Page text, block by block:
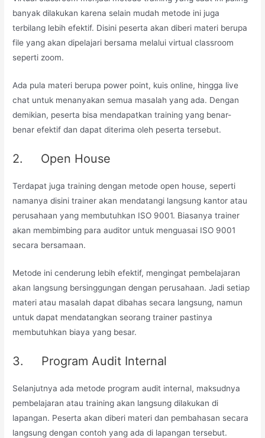
banyak dilakukan karena selain mudah metode ini juga
terbilang lebih efektif. Disini peserta akan diberi materi berupa
file yang akan dipelajari bersama melalui virtual classroom
seperti zoom.
Ada pula materi berupa power point, kuis online, hingga live
chat untuk menanyakan semua masalah yang ada. Dengan
demikian, peserta bisa mendapatkan training yang benar-
benar efektif dan dapat diterima oleh peserta tersebut.
2. Open House
Terdapat juga training dengan metode open house, seperti
namanya disini trainer akan mendatangi langsung kantor atau
perusahaan yang membutuhkan ISO 9001. Biasanya trainer
akan membimbing para auditor untuk menguasai ISO 9001
secara bersamaan.
Metode ini cenderung lebih efektif, mengingat pembelajaran
akan langsung bersinggungan dengan perusahaan. Jadi setiap
materi atau masalah dapat dibahas secara langsung, namun
untuk dapat mendatangkan seorang trainer pastinya
membutuhkan biaya yang besar.
3. Program Audit Internal
Selanjutnya ada metode program audit internal, maksudnya
pembelajaran atau training akan langsung dilakukan di
lapangan. Peserta akan diberi materi dan pembahasan secara
langsung dengan contoh yang ada di lapangan tersebut.